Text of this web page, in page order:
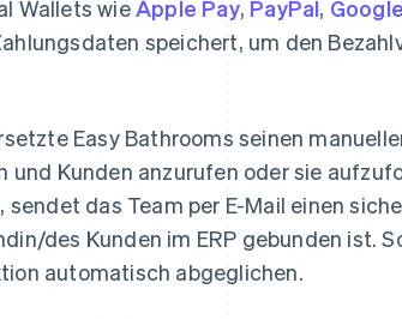
Wallets wieApple Pay, PayPal,
speichert, um den
Easy Bathrooms seinen
und Kunden anzurufen oder sie
das Team per E-Mail einen
des Kunden im ERP gebunden ist.
automatisch abgeglichen.